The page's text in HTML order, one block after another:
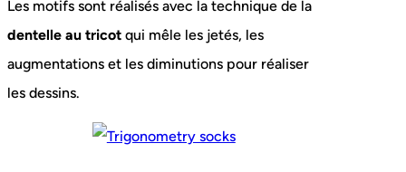
Les motifs sont réalisés avec la technique de la
dentelle au tricot qui mêle les jetés, les
augmentations et les diminutions pour réaliser
les dessins.